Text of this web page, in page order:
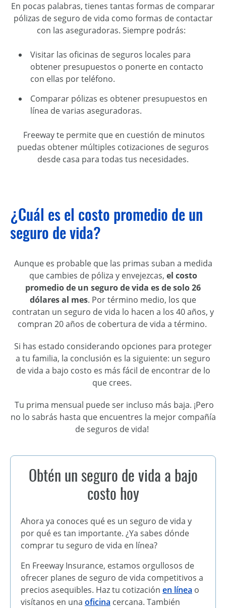
En pocas palabras, tienes tantas formas de comparar
pólizas de seguro de vida como formas de contactar
con las aseguradoras. Siempre podrás:
Visitar las oficinas de seguros locales para
obtener presupuestos o ponerte en contacto
con ellas por teléfono.
Comparar pólizas es obtener presupuestos en
línea de varias aseguradoras.
Freewayte permite que en cuestión de minutos
puedas obtener múltiples cotizaciones de seguros
desde casa para todas tus necesidades.
¿Cuál es el costo promedio de un
seguro de vida?
Aunque es probable que las primas suban a medida
que cambies de póliza y envejezcas, el costo
promediode un seguro de vida es de solo 26
dólares al mes. Por término medio, los que
contratan un seguro de vida lo hacen a los 40 años, y
compran 20 años de cobertura de vida a término.
Si has estado considerando opciones para proteger
a tu familia, la conclusión es la siguiente: un seguro
de vida a bajo costo es más fácil de encontrar de lo
que crees.
Tu prima mensual puede ser incluso más baja. ¡Pero
no lo sabrás hasta que encuentres la mejor compañía
de seguros de vida!
Obtén un seguro de vida a bajo
costo hoy
Ahora ya conoces qué es un seguro de vida y
por qué es tan importante. ¿Ya sabes dónde
comprartu seguro de vida en línea?
En Freeway Insurance, estamos orgullosos de
ofrecer planes de seguro de vida competitivos a
precios asequibles. Haz tu cotización en línea o
visítanos en una oficina cercana. También